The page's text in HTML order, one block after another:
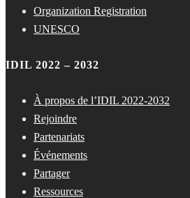
Organization Registration
UNESCO
IDIL 2022 – 2032
À propos de l’IDIL 2022-2032
Rejoindre
Partenariats
Événements
Partager
Ressources